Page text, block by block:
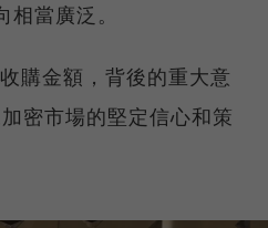
當廣泛。
購金額，背後的重大意
密市場的堅定信心和策